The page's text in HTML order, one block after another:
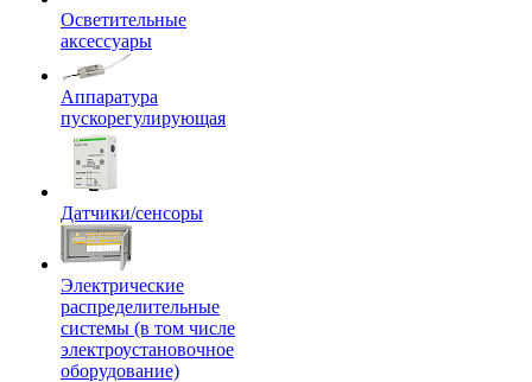
Осветительные
аксессуары
Аппаратура
пускорегулирующая
Датчики/сенсоры
Электрические
распределительные
системы (в том числе
электроустановочное
оборудование)